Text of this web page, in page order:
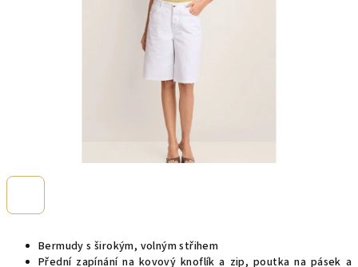
Bermudy s širokým, volným střihem
Přední zapínání na kovový knoflík a zip, poutka na pásek a